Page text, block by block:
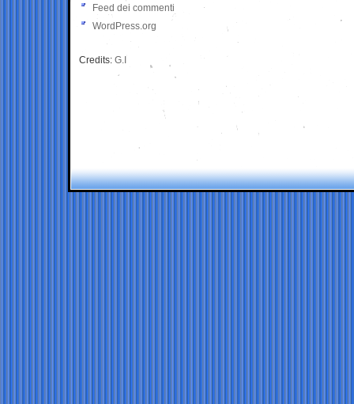
Feed dei commenti
WordPress.org
Credits: G.I